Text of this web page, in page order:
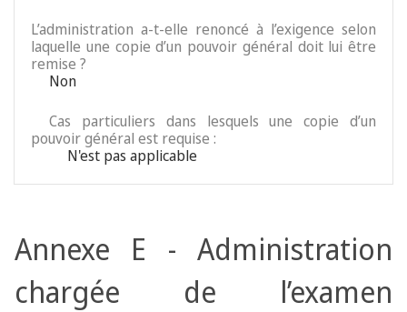
L’administration a-t-elle renoncé à l’exigence selon
laquelle une copie d’un pouvoir général doit lui être
remise ?
Non
Cas particuliers dans lesquels une copie d’un
pouvoir général est requise :
N'est pas applicable
Annexe E - Administration
chargée de l’examen